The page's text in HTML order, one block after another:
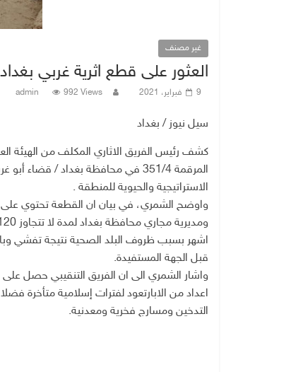
غير مصنف
العثور على قطع اثرية غربي بغداد
9 فبراير، 2021 admin 992 Views
سيل نيوز / بغداد
كشف رئيس الفريق الاثاري المكلف من الهيئة
المرقمة 351/4 في محافظة بغداد /
الاستراتيجية والحيوية للمنطقة .
واوضح الشمري، في بيان ان القطعة تحتوي على
اشهر بسبب ظروف البلد الصحية نتيجة تفشي
قبل الجهة المستفيدة.
واشار الشمري الى ان الفريق التنقيبي حصل
التدخين ومسارج فخرية ومعدنية.